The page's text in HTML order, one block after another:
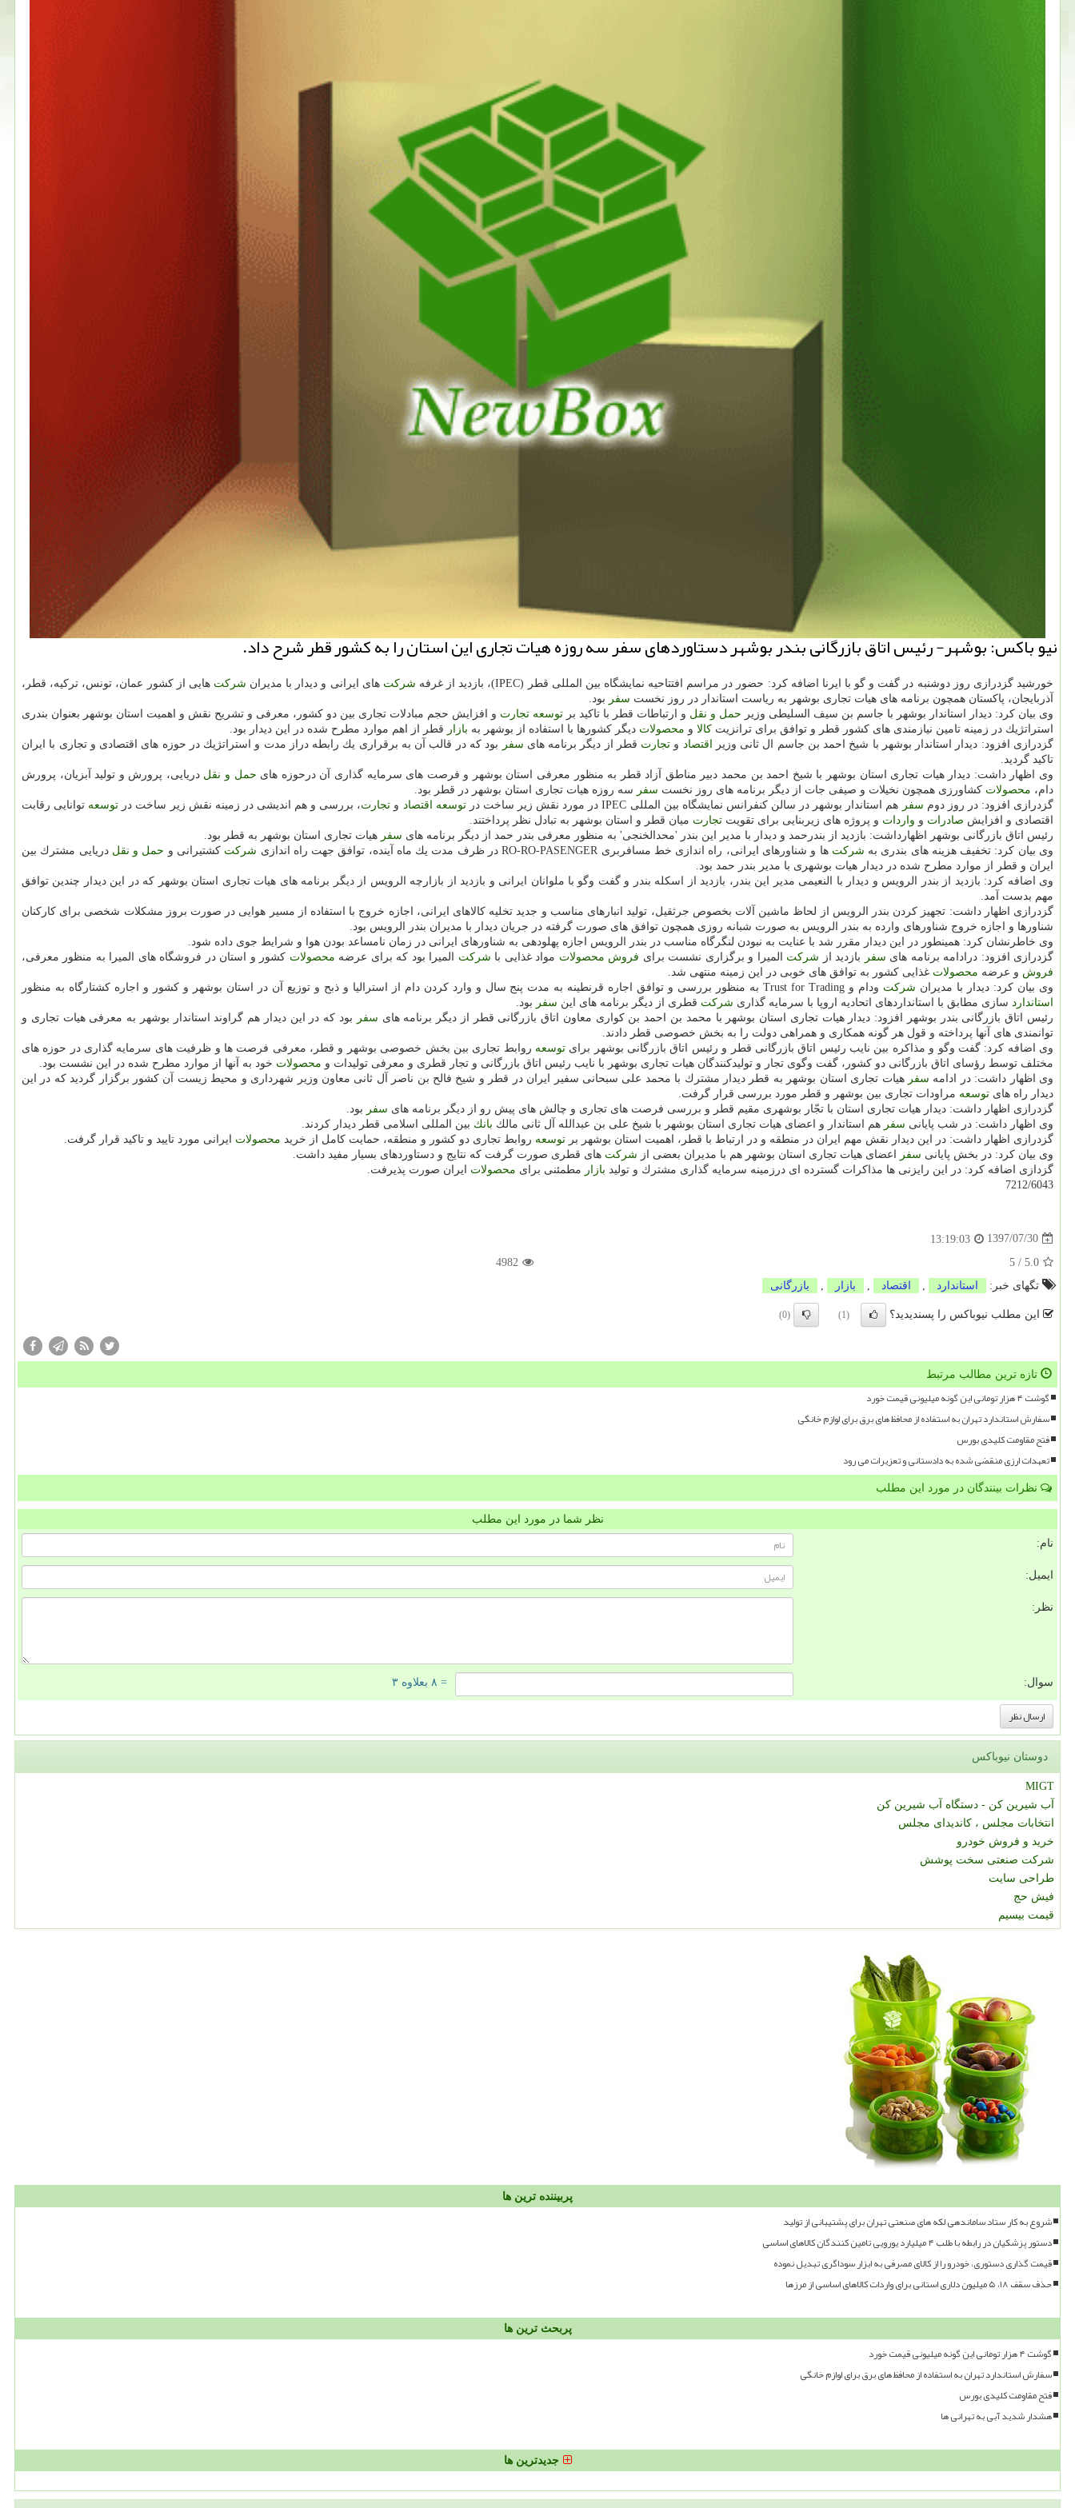
نیو باكس: بوشهر- رئیس اتاق بازرگانی بندر بوشهر دستاوردهای سفر سه روزه هیات تجاری این استان را به كشور قطر شرح داد.
خورشید گزدرازی روز دوشنبه در گفت و گو با ایرنا اضافه كرد: حضور در مراسم افتتاحیه نمایشگاه بین المللی قطر (IPEC)، بازدید از غرفه شركت های ایرانی و دیدار با مدیران شركت هایی از كشور عمان، تونس، تركیه، قطر،
آذربایجان، پاكستان همچون برنامه های هیات تجاری بوشهر به ریاست استاندار در روز نخست سفر بود.
وی بیان كرد: دیدار استاندار بوشهر با جاسم بن سیف السلیطی وزیر حمل و نقل و ارتباطات قطر با تاكید بر توسعه تجارت و افزایش حجم مبادلات تجاری بین دو كشور، معرفی و تشریح نقش و اهمیت استان بوشهر بعنوان بندری
استراتژیك در زمینه تامین نیازمندی های كشور قطر و توافق برای ترانزیت كالا و محصولات دیگر كشورها با استفاده از بوشهر به بازار قطر از اهم موارد مطرح شده در این دیدار بود.
گزدرازی افزود: دیدار استاندار بوشهر با شیخ احمد بن جاسم ال ثانی وزیر اقتصاد و تجارت قطر از دیگر برنامه های سفر
بود كه در قالب آن به برقراری یك رابطه دراز مدت و استراتژیك در حوزه های اقتصادی و تجاری با ایران
تاكید گردید.
وی اظهار داشت: دیدار هیات تجاری استان بوشهر با شیخ احمد بن محمد دبیر مناطق آزاد قطر به منظور معرفی استان بوشهر و فرصت های سرمایه گذاری آن درحوزه های حمل و نقل دریایی، پرورش و تولید آبزیان، پرورش
دام، محصولات كشاورزی همچون نخیلات و صیفی جات از دیگر برنامه های روز نخست سفر سه روزه هیات تجاری استان بوشهر در قطر بود.
گزدرازی افزود: در روز دوم سفر هم استاندار بوشهر در سالن كنفرانس نمایشگاه بین المللی IPEC در مورد نقش زیر ساخت در توسعه اقتصاد و تجارت، بررسی و هم اندیشی در زمینه نقش زیر ساخت در توسعه توانایی رقابت
اقتصادی و افزایش صادرات و واردات و پروژه های زیربنایی برای تقویت تجارت میان قطر و استان بوشهر به تبادل نظر پرداختند.
رئیس اتاق بازرگانی بوشهر اظهارداشت: بازدید از بندرحمد و دیدار با مدیر این بندر 'محدالخنجی' به منظور معرفی بندر حمد از دیگر برنامه های سفر هیات تجاری استان بوشهر به قطر بود.
وی بیان كرد: تخفیف هزینه های بندری به شركت ها و شناورهای ایرانی، راه اندازی خط مسافربری RO-RO-PASENGER در ظرف مدت یك ماه آینده، توافق جهت راه اندازی شركت كشتیرانی و حمل و نقل دریایی مشترك بین
ایران و قطر از موارد مطرح شده در دیدار هیات بوشهری با مدیر بندر حمد بود.
وی اضافه كرد: بازدید از بندر الرویس و دیدار با النعیمی مدیر این بندر، بازدید از اسكله بندر و گفت وگو با ملوانان ایرانی و بازدید از بازارچه الرویس از دیگر برنامه های هیات تجاری استان بوشهر كه در این دیدار چندین توافق
مهم بدست آمد.
گزدرازی اظهار داشت: تجهیز كردن بندر الرویس از لحاظ ماشین آلات بخصوص جرثقیل، تولید انبارهای مناسب و جدید تخلیه كالاهای ایرانی، اجازه خروج با استفاده از مسیر هوایی در صورت بروز مشكلات شخصی برای كاركنان
شناورها و اجازه خروج شناورهای وارده به بندر الرویس به صورت شبانه روزی همچون توافق های صورت گرفته در جریان دیدار با مدیران بندر الرویس بود.
وی خاطرنشان كرد: همینطور در این دیدار مقرر شد با عنایت به نبودن لنگرگاه مناسب در بندر الرویس اجازه پهلودهی به شناورهای ایرانی در زمان نامساعد بودن هوا و شرایط جوی داده شود.
گزدرازی افزود: درادامه برنامه های سفر بازدید از شركت المیرا و برگزاری نشست برای فروش محصولات مواد غذایی با شركت المیرا بود كه برای عرضه محصولات كشور و استان در فروشگاه های المیرا به منظور معرفی،
فروش و عرضه محصولات غذایی كشور به توافق های خوبی در این زمینه منتهی شد.
وی بیان كرد: دیدار با مدیران شركت ودام و Trust for Trading به منظور بررسی و توافق اجاره قرنطینه به مدت پنج سال و وارد كردن دام از استرالیا و ذبح و توزیع آن در استان بوشهر و كشور و اجاره كشتارگاه به منظور
استاندارد سازی مطابق با استانداردهای اتحادیه اروپا با سرمایه گذاری شركت قطری از دیگر برنامه های این سفر بود.
رئیس اتاق بازرگانی بندر بوشهر افزود: دیدار هیات تجاری استان بوشهر با محمد بن احمد بن كواری معاون اتاق بازرگانی قطر از دیگر برنامه های سفر
بود كه در این دیدار هم گراوند استاندار بوشهر به معرفی هیات تجاری و
توانمندی های آنها پرداخته و قول هر گونه همكاری و همراهی دولت را به بخش خصوصی قطر دادند.
وی اضافه كرد: گفت وگو و مذاكره بین نایب رئیس اتاق بازرگانی قطر و رئیس اتاق بازرگانی بوشهر برای توسعه روابط تجاری بین بخش خصوصی بوشهر و قطر، معرفی فرصت ها و ظرفیت های سرمایه گذاری در حوزه های
مختلف توسط رؤسای اتاق بازرگانی دو كشور، گفت وگوی تجار و تولیدكنندگان هیات تجاری بوشهر با نایب رئیس اتاق بازرگانی و تجار قطری و معرفی تولیدات و محصولات خود به آنها از موارد مطرح شده در این نشست بود.
وی اظهار داشت: در ادامه سفر هیات تجاری استان بوشهر به قطر دیدار مشترك با محمد علی سبحانی سفیر ایران در قطر و شیخ فالح بن ناصر آل ثانی معاون وزیر شهرداری و محیط زیست آن كشور برگزار گردید كه در این
دیدار راه های توسعه مراودات تجاری بین بوشهر و قطر مورد بررسی قرار گرفت.
گزدرازی اظهار داشت: دیدار هیات تجاری استان با تجّار بوشهری مقیم قطر و بررسی فرصت های تجاری و چالش های پیش رو از دیگر برنامه های سفر بود.
وی اظهار داشت: در شب پایانی سفر هم استاندار و اعضای هیات تجاری استان بوشهر با شیخ علی بن عبدالله آل ثانی مالك بانك بین المللی اسلامی قطر دیدار كردند.
گزدرازی اظهار داشت: در این دیدار نقش مهم ایران در منطقه و در ارتباط با قطر، اهمیت استان بوشهر بر توسعه روابط تجاری دو كشور و منطقه، حمایت كامل از خرید محصولات ایرانی مورد تایید و تاكید قرار گرفت.
وی بیان كرد: در بخش پایانی سفر اعضای هیات تجاری استان بوشهر هم با مدیران بعضی از شركت های قطری صورت گرفت كه نتایج و دستاوردهای بسیار مفید داشت.
گزدازی اضافه كرد: در این رایزنی ها مذاكرات گسترده ای درزمینه سرمایه گذاری مشترك و تولید بازار مطمئنی برای محصولات ایران صورت پذیرفت.
7212/6043
1397/07/30
13:19:03
5.0
/
5
4982
تگهای خبر:
استاندارد اقتصاد بازار بازرگانی
این مطلب نیوباکس را پسندیدید؟ (1)
(0)
تازه ترین مطالب مرتبط
گوشت ۴ هزار تومانی این گونه میلیونی قیمت خورد
سفارش استاندارد تهران به استفاده از محافظ های برق برای لوازم خانگی
فتح مقاومت کلیدی بورس
تعهدات ارزی منقضی شده به دادستانی و تعزیرات می رود
نظرات بینندگان در مورد این مطلب
نظر شما در مورد این مطلب
نام:
ایمیل:
نظر:
سوال: = ۸ بعلاوه ۳
دوستان نیوباکس
MIGT
آب شیرین کن - دستگاه آب شیرین کن
انتخابات مجلس ، کاندیدای مجلس
خرید و فروش خودرو
شرکت صنعتی سخت پوشش
طراحی سایت
فیش حج
قیمت بیسیم
پربیننده ترین ها
شروع به کار ستاد ساماندهی لکه های صنعتی تهران برای پشتیبانی از تولید
دستور پزشکیان در رابطه با طلب ۴ میلیارد یورویی تامین کنندگان کالاهای اساسی
قیمت گذاری دستوری، خودرو را از کالای مصرفی به ابزار سوداگری تبدیل نموده
حذف سقف ۱۸، ۵ میلیون دلاری استانی برای واردات کالاهای اساسی از مرزها
پربحث ترین ها
گوشت ۴ هزار تومانی این گونه میلیونی قیمت خورد
سفارش استاندارد تهران به استفاده از محافظ های برق برای لوازم خانگی
فتح مقاومت کلیدی بورس
هشدار شدید آبی به تهرانی ها
جدیدترین ها